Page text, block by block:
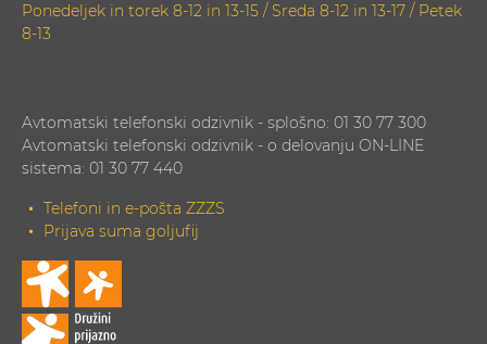
Ponedeljek in torek 8-12 in 13-15 / Sreda 8-12 in 13-17 / Petek
8-13
Avtomatski telefonski odzivnik - splošno: 01 30 77 300
Avtomatski telefonski odzivnik - o delovanju ON-LINE
sistema: 01 30 77 440
Telefoni in e-pošta ZZZS
Prijava suma goljufij